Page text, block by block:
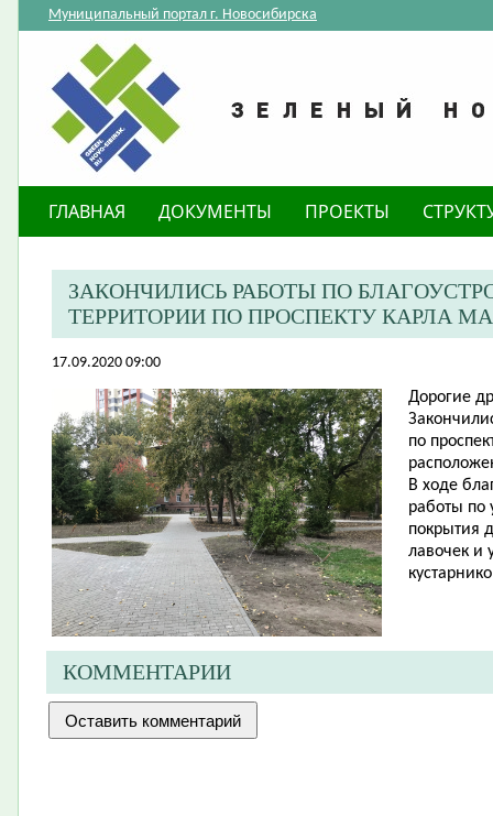
Муниципальный портал г. Новосибирска
ГЛАВНАЯ ДОКУМЕНТЫ ПРОЕКТЫ
ЗАКОНЧИЛИСЬ РАБОТЫ ПО
ТЕРРИТОРИИ ПО ПРОСПЕКТУ КАРЛА
17.09.2020 09:00
Дорогие
по
В ходе
работы по
покрытия
лавочек и
КОММЕНТАРИИ